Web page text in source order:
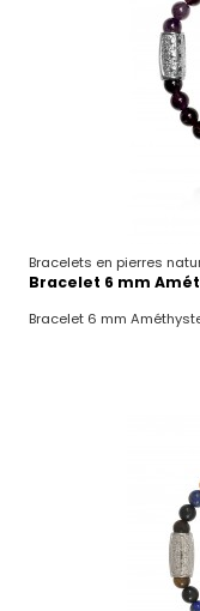
Bracelets en pierres
Bracelet 6 mm
Bracelet 6 mm